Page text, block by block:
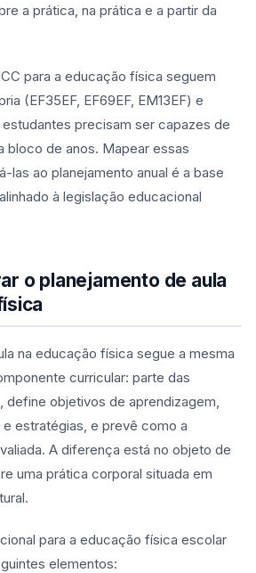
a prática, na prática e a partir da
para a educação física seguem
(EF35EF, EF69EF, EM13EF) e
precisam ser capazes de
bloco de anos. Mapear essas
las ao planejamento anual é a base
à legislação educacional
o planejamento de aula
na educação física segue a mesma
curricular: parte das
define objetivos de aprendizagem,
estratégias, e prevê como a
A diferença está no objeto de
uma prática corporal situada em
para a educação física escolar
elementos: